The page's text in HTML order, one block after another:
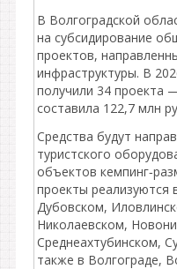
В Волгоградской
на субсидирование
проектов,
инфраструктуры. В
получили 34 проекта
составила 122,7 млн
Средства будут
туристского
объектов
проекты реализуются
Дубовском,
Николаевском,
Среднеахтубинском,
также в Волгограде,